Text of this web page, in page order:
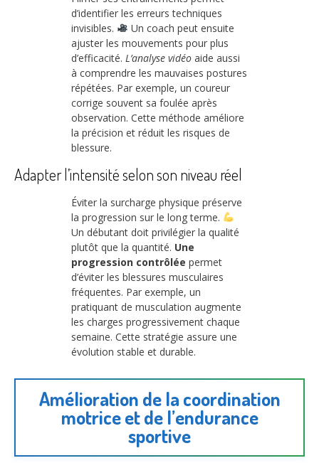
d’identifier les erreurs techniques
invisibles.
Un coach peut ensuite
ajuster les mouvements pour plus
d’efficacité. L’analyse vidéo aide aussi
à comprendre les mauvaises postures
répétées. Par exemple, un coureur
corrige souvent sa foulée après
observation. Cette méthode améliore
la précision et réduit les risques de
blessure.
Adapter l’intensité selon son niveau réel
Éviter la surcharge physique préserve
la progression sur le long terme.
Un débutant doit privilégier la qualité
plutôt que la quantité. Une
progression contrôlée permet
d’éviter les blessures musculaires
fréquentes. Par exemple, un
pratiquant de musculation augmente
les charges progressivement chaque
semaine. Cette stratégie assure une
évolution stable et durable.
Amélioration de la coordination
motrice et de l’endurance
sportive